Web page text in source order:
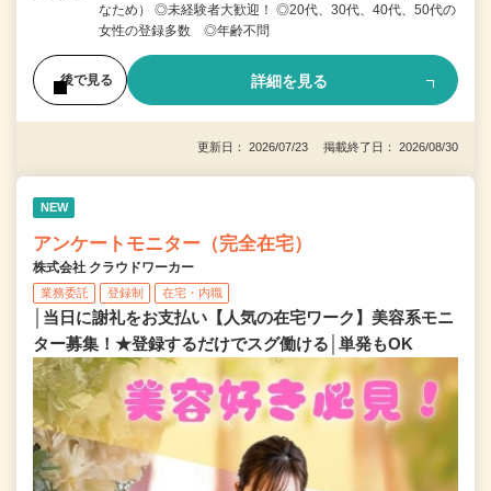
なため） ◎未経験者大歓迎！ ◎20代、30代、40代、50代の
女性の登録多数 ◎年齢不問
後で見る 詳細を見る
更新日： 2026/07/23 掲載終了日： 2026/08/30
NEW
アンケートモニター（完全在宅）
株式会社 クラウドワーカー
業務委託 登録制 在宅・内職
│当日に謝礼をお支払い【人気の在宅ワーク】美容系モニ
ター募集！★登録するだけでスグ働ける│単発もOK